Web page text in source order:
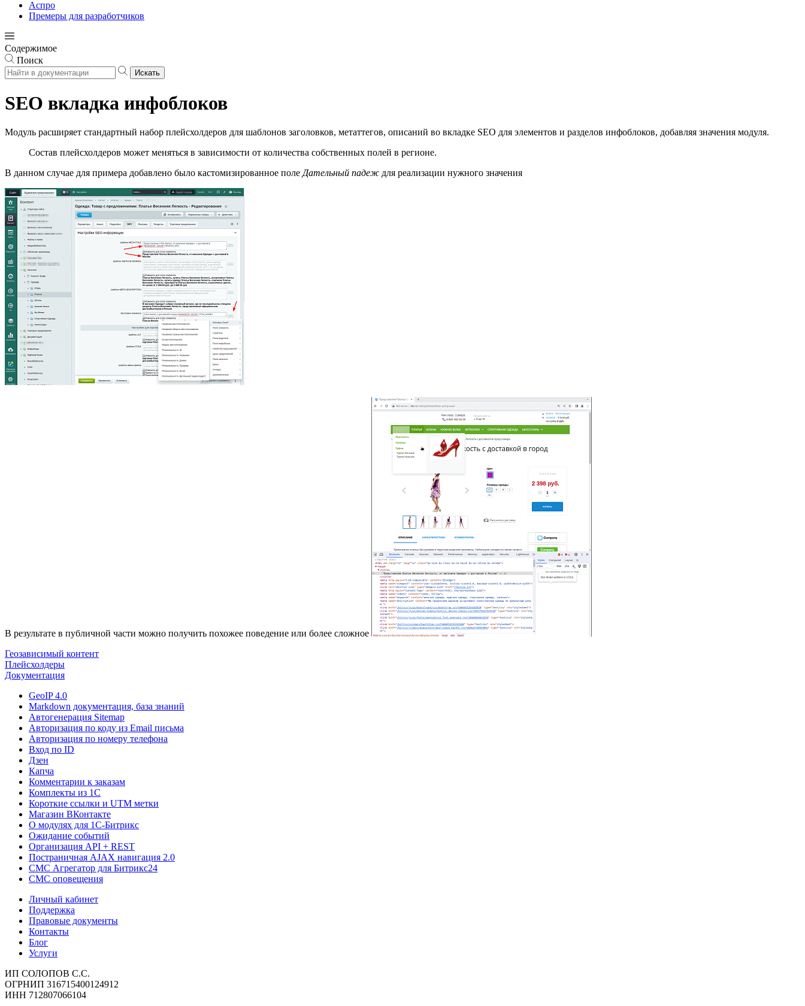
Аспро
Премеры для разработчиков
Содержимое
Поиск
Искать
SEO вкладка инфоблоков
Модуль расширяет стандартный набор плейсхолдеров для шаблонов заголовков, метаттегов, описаний во вкладке SEO для элементов и разделов инфоблоков, добавляя значения модуля.
Состав плейсхолдеров может меняться в зависимости от количества собственных полей в регионе.
В данном случае для примера добавлено было кастомизированное поле Дательный падеж для реализации нужного значения
В результате в публичной части можно получить похожее поведение или более сложное
Геозависимый контент
Плейсхолдеры
Документация
GeoIP 4.0
Markdown документация, база знаний
Автогенерация Sitemap
Авторизация по коду из Email письма
Авторизация по номеру телефона
Вход по ID
Дзен
Капча
Комментарии к заказам
Комплекты из 1C
Короткие ссылки и UTM метки
Магазин ВКонтакте
О модулях для 1С-Битрикс
Ожидание событий
Организация API + REST
Постраничная AJAX навигация 2.0
СМС Агрегатор для Битрикс24
СМС оповещения
Личный кабинет
Поддержка
Правовые документы
Контакты
Блог
Услуги
ИП СОЛОПОВ С.С.
ОГРНИП 316715400124912
ИНН 712807066104